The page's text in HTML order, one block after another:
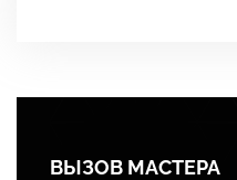
ВЫЗОВ МАСТЕРА